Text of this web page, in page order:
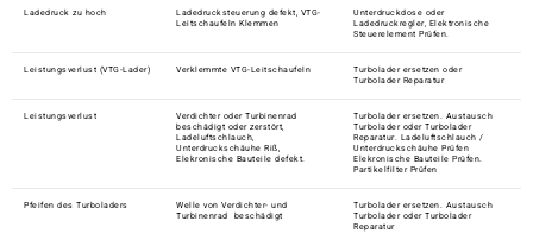
Ladedruck zu hoch
Ladedrucksteuerung defekt, VTG-
Leitschaufeln Klemmen
Unterdruckdose oder
Ladedruckregler, Elektronische
Steuerelement Prüfen.
Leistungsverlust (VTG-Lader) Verklemmte VTG-Leitschaufeln
Turbolader ersetzen oder
Turbolader Reparatur
Leistungsverlust
Verdichter oder Turbinenrad
beschädigt oder zerstört,
Ladeluftschlauch,
Unterdruckschäuhe Riß,
Elekronische Bauteile defekt.
Turbolader ersetzen. Austausch
Turbolader oder Turbolader
Reparatur. Ladeluftschlauch /
Unterdruckschäuhe Prüfen
Elekronische Bauteile Prüfen.
Partikelfilter Prüfen
Pfeifen des Turboladers
Welle von Verdichter- und
Turbinenrad beschädigt
Turbolader ersetzen. Austausch
Turbolader oder Turbolader
Reparatur